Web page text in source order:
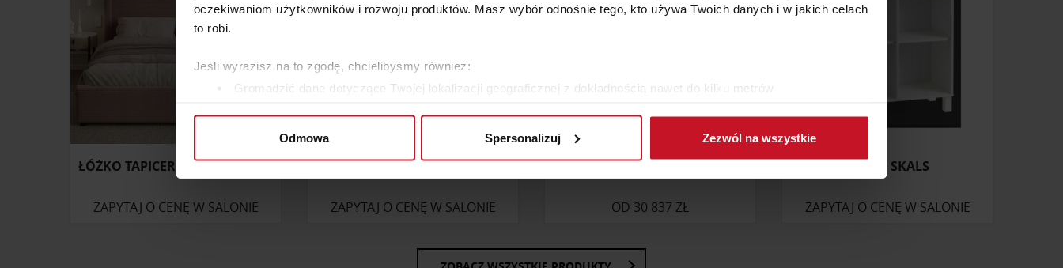
oczekiwaniom użytkowników i rozwoju produktów. Masz wybór odnośnie tego, kto używa Twoich danych i w jakich celach
to robi.
Jeśli wyrazisz na to zgodę, chcielibyśmy również:
Gromadzić dane dotyczące Twojej lokalizacji geograficznej z dokładnością nawet do kilku metrów
Dowiedz się więcej odnośnie tego, jak Twoje osobiste dane są przetwarzane oraz ustaw własne preferencje w
Wykorzystujemy pliki cookie do spersonalizowania treści i reklam, aby oferować funkcje społecznościowe i analizować
uzyskanymi podczas korzystania z ich usług.
Odmowa Spersonalizuj Zezwól na wszystkie
ŁÓŻKO TAPICEROWANE NOBILE
ZAPYTAJ O CENĘ W SALONIE
ŁÓŻKO LK371
ZAPYTAJ O CENĘ W SALONIE
BIURKO NASDAQ KERAMIK
OD 30 837 ZŁ
REGAŁ SKALS
ZAPYTAJ O CENĘ W SALONIE